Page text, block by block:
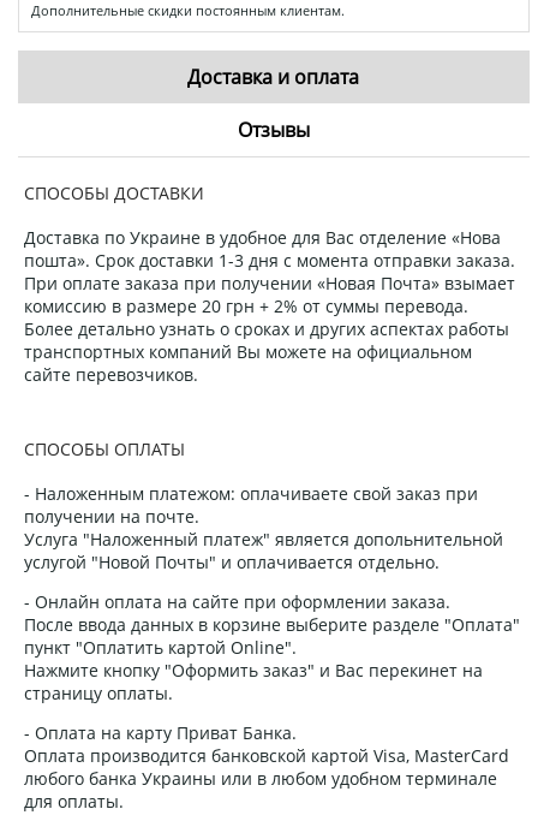
Дополнительные скидки постоянным клиентам.
Доставка и оплата
Отзывы
СПОСОБЫ ДОСТАВКИ
Доставка по Украине в удобное для Вас отделение «Нова
пошта». Срок доставки 1-3 дня с момента отправки заказа.
При оплате заказа при получении «Новая Почта» взымает
комиссию в размере 20 грн + 2% от суммы перевода.
Более детально узнать о сроках и других аспектах работы
транспортных компаний Вы можете на официальном
сайте перевозчиков.
СПОСОБЫ ОПЛАТЫ
- Наложенным платежом: оплачиваете свой заказ при
получении на почте.
Услуга "Наложенный платеж" является допольнительной
услугой "Новой Почты" и оплачивается отдельно.
- Онлайн оплата на сайте при оформлении заказа.
После ввода данных в корзине выберите разделе "Оплата"
пункт "Оплатить картой Online".
Нажмите кнопку "Оформить заказ" и Вас перекинет на
страницу оплаты.
- Оплата на карту Приват Банка.
Оплата производится банковской картой Visa, MasterCard
любого банка Украины или в любом удобном терминале
для оплаты.